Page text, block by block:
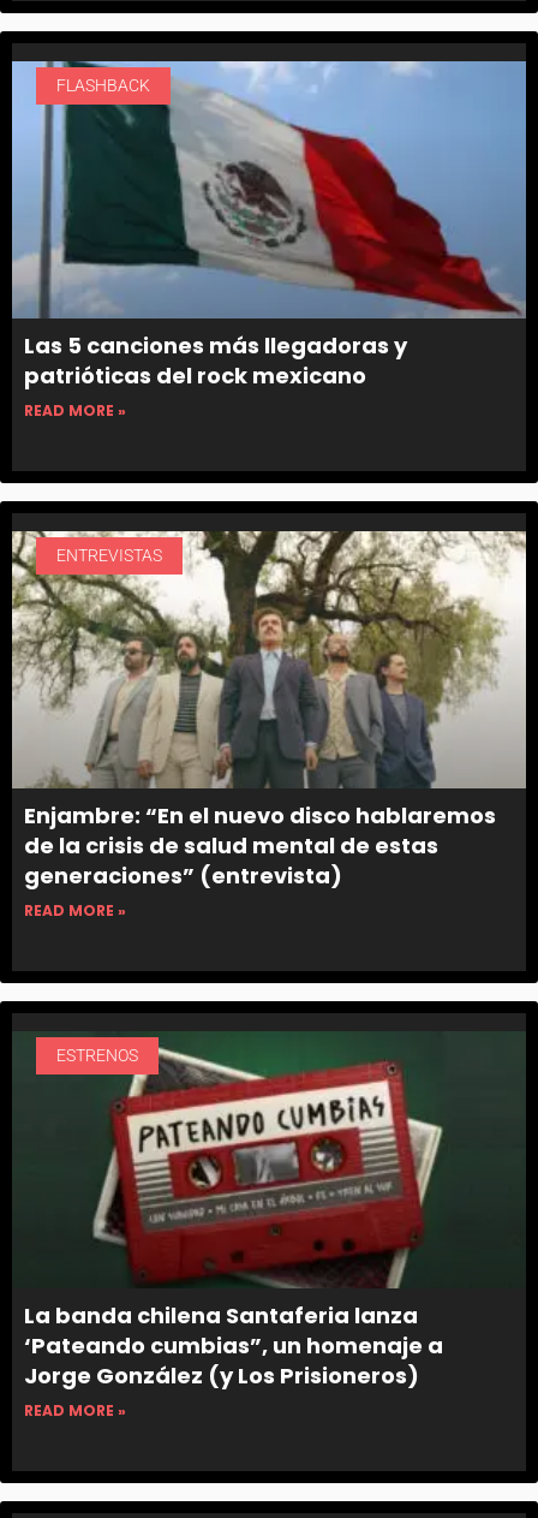
FLASHBACK
Las 5 canciones más llegadoras y
patrióticas del rock mexicano
READ MORE »
ENTREVISTAS
Enjambre: “En el nuevo disco hablaremos
de la crisis de salud mental de estas
generaciones” (entrevista)
READ MORE »
ESTRENOS
La banda chilena Santaferia lanza
‘Pateando cumbias”, un homenaje a
Jorge González (y Los Prisioneros)
READ MORE »